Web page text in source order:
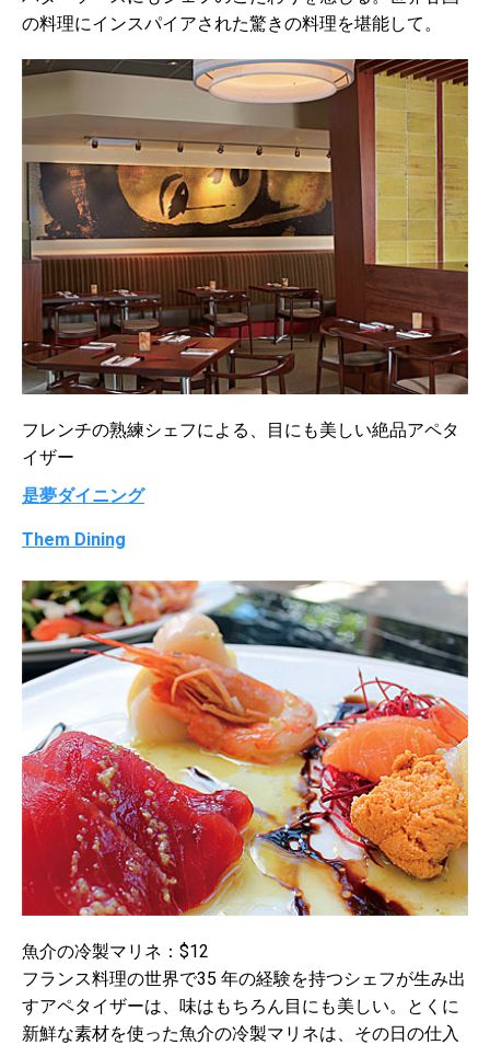
の料理にインスパイアされた驚きの料理を堪能して。
フレンチの熟練シェフによる、目にも美しい絶品アペタ
イザー
是夢ダイニング
Them Dining
魚介の冷製マリネ：$12
フランス料理の世界で35 年の経験を持つシェフが生み出
すアペタイザーは、味はもちろん目にも美しい。とくに
新鮮な素材を使った魚介の冷製マリネは、その日の仕入